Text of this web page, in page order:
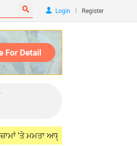
Login | Register
ਆਸ਼ੂ ਦਾ ਪਲਟਵਾਰ; ਹਾਈਕਮਾਂਡ ਨੂੰ ਪੁੱਛੇ 5